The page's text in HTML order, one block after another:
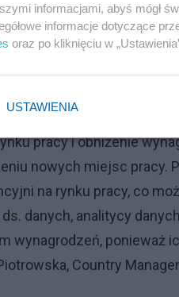
Reklama
ma potencjał do
zadania, co może
zadań. W rezultacie
pracy i obniżenie
nowych miejsc pracy.
na rynku pracy, co
danych, analitycy
wynagrodzeń, ponieważ
Country
informacjami, abyś mógł
informacje dotyczące
oraz po kliknięciu w
USTAWIENIA